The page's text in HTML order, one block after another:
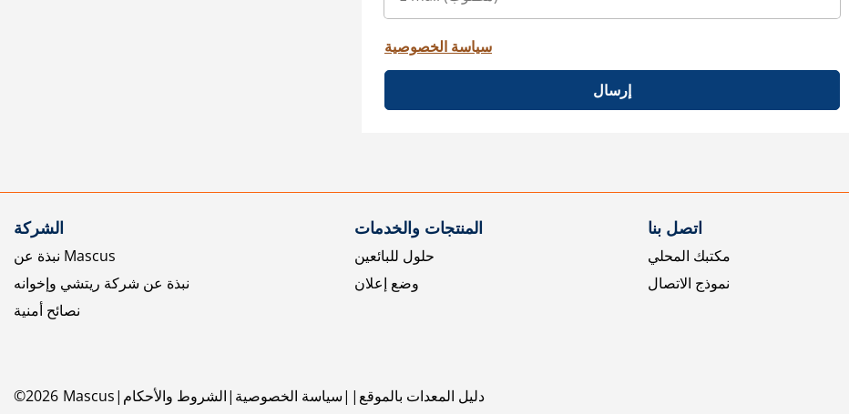
سياسة الخصوصية
إرسال
الشركة
نبذة عن Mascus
نبذة عن شركة ريتشي وإخوانه
نصائح أمنية
المنتجات والخدمات
حلول للبائعين
وضع إعلان
اتصل بنا
مكتبك المحلي
نموذج الاتصال
©2026 Mascus الشروط والأحكام سياسة الخصوصية دليل المعدات بالموقع